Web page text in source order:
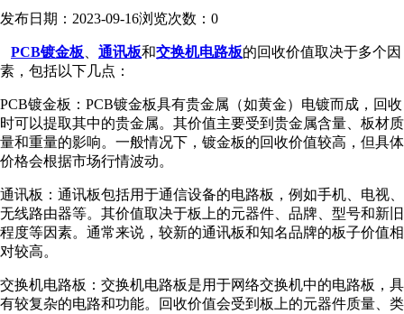
发布日期：2023-09-16浏览次数： 0
PCB镀金板 通讯板和交换机电路板的回收价值取决于多个因
素，包括以下几点：
PCB镀金板：PCB镀金板具有贵金属（如黄金）电镀而成，回收
时可以提取其中的贵金属。其价值主要受到贵金属含量、板材质
量和重量的影响。一般情况下，镀金板的回收价值较高，但具体
价格会根据市场行情波动。
通讯板：通讯板包括用于通信设备的电路板，例如手机、电视、
无线路由器等。其价值取决于板上的元器件、品牌、型号和新旧
程度等因素。通常来说，较新的通讯板和知名品牌的板子价值相
对较高。
交换机电路板：交换机电路板是用于网络交换机中的电路板，具
有较复杂的电路和功能。回收价值会受到板上的元器件质量、类